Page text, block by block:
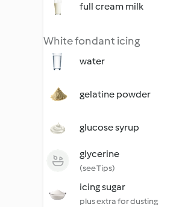
full cream milk
White fondant icing
water
gelatine powder
glucose syrup
glycerine
(see Tips)
icing sugar
plus extra for dusting